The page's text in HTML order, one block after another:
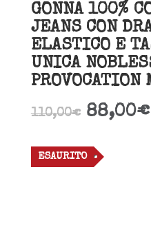
GONNA 100%
JEANS CON
ELASTICO E
UNICA
110,00€ 88,00€
ESAURITO